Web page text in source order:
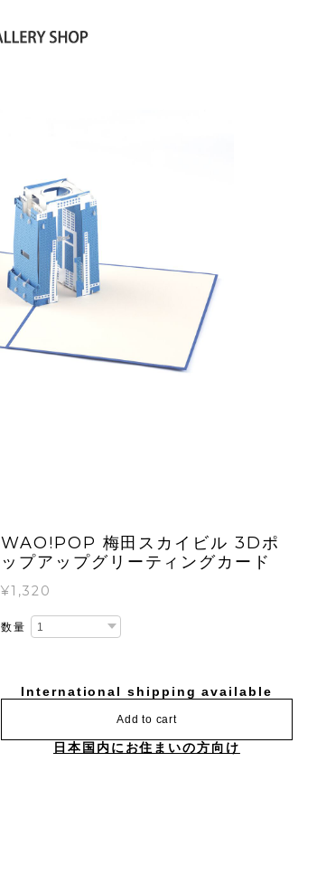
WAO!POP 梅田スカイビル 3Dポ
ップアップグリーティングカード
¥1,320
数量
International shipping available
Add to cart
日本国内にお住まいの方向け